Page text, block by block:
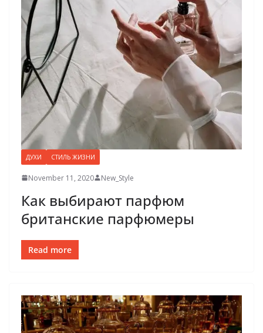
ДУХИ СТИЛЬ ЖИЗНИ
November 11, 2020 New_Style
Как выбирают парфюм
британские парфюмеры
Read more